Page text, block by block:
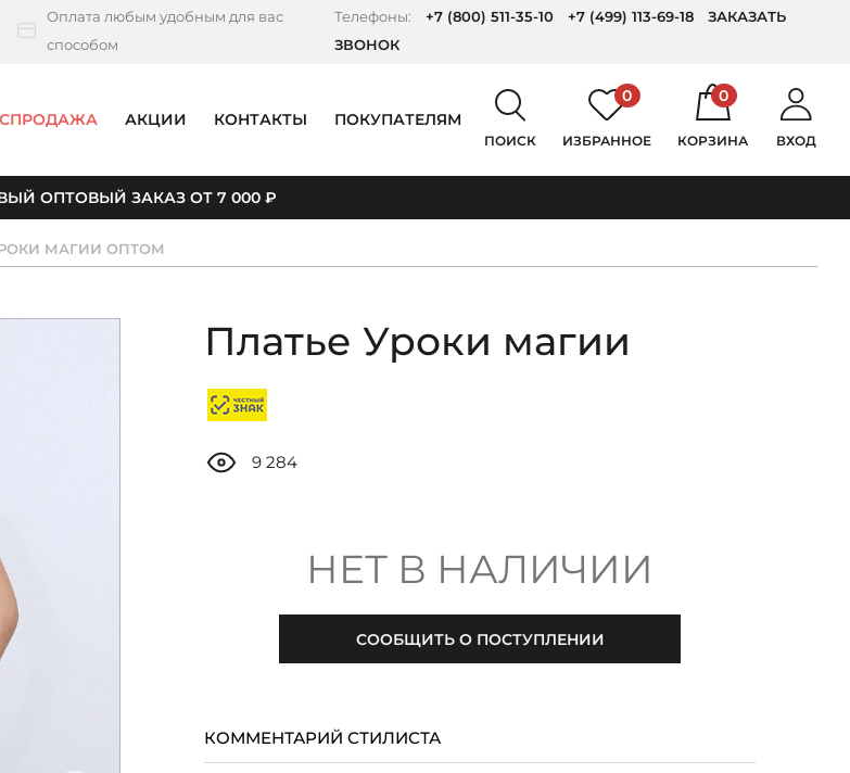
Оплата любым удобным для вас
способом
Телефоны: +7 (800) 511-35-10 +7 (499) 113-69-18
ЗАКАЗАТЬ
ЗВОНОК
АКЦИИ КОНТАКТЫ ПОКУПАТЕЛЯМ
ПОИСК
0
ИЗБРАННОЕ
0
КОРЗИНА ВХОД
ОПТОВЫЙ ЗАКАЗ ОТ 7 000 ₽
МАГИИ ОПТОМ
Платье Уроки магии
9 284
НЕТ В НАЛИЧИИ
СООБЩИТЬ О ПОСТУПЛЕНИИ
КОММЕНТАРИЙ СТИЛИСТА